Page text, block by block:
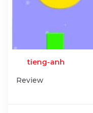
tieng-anh
Review